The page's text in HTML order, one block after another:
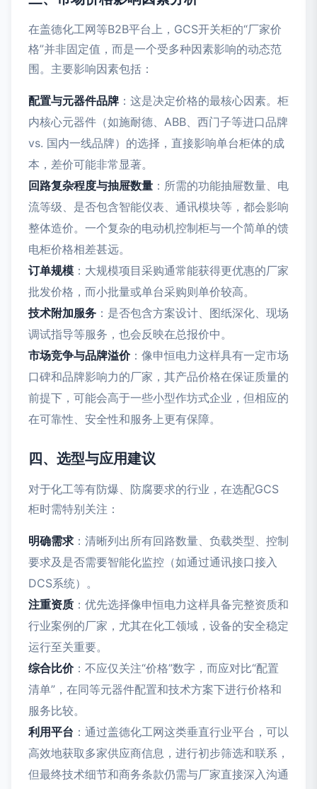
在盖德化工网等B2B平台上，GCS开关柜的“厂家价
格”并非固定值，而是一个受多种因素影响的动态范
围。主要影响因素包括：
配置与元器件品牌 ：这是决定价格的最核心因素。柜
内核心元器件（如施耐德、ABB、西门子等进口品牌
vs. 国内一线品牌）的选择，直接影响单台柜体的成
本，差价可能非常显著。
回路复杂程度与抽屉数量 ：所需的功能抽屉数量、电
流等级、是否包含智能仪表、通讯模块等，都会影响
整体造价。一个复杂的电动机控制柜与一个简单的馈
电柜价格相差甚远。
订单规模 ：大规模项目采购通常能获得更优惠的厂家
批发价格，而小批量或单台采购则单价较高。
技术附加服务 ：是否包含方案设计、图纸深化、现场
调试指导等服务，也会反映在总报价中。
市场竞争与品牌溢价：像申恒电力这样具有一定市场
口碑和品牌影响力的厂家，其产品价格在保证质量的
前提下，可能会高于一些小型作坊式企业，但相应的
在可靠性、安全性和服务上更有保障。
四、选型与应用建议
对于化工等有防爆、防腐要求的行业，在选配GCS
柜时需特别关注：
明确需求 ：清晰列出所有回路数量、负载类型、控制
要求及是否需要智能化监控（如通过通讯接口接入
DCS系统）。
注重资质 ：优先选择像申恒电力这样具备完整资质和
行业案例的厂家，尤其在化工领域，设备的安全稳定
运行至关重要。
综合比价：不应仅关注“价格”数字，而应对比“配置
清单”，在同等元器件配置和技术方案下进行价格和
服务比较。
利用平台 ：通过盖德化工网这类垂直行业平台，可以
高效地获取多家供应商信息，进行初步筛选和联系，
但最终技术细节和商务条款仍需与厂家直接深入沟通